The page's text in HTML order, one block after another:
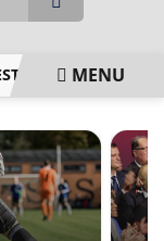
SÁBADOMENU